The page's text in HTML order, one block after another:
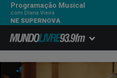
Programação Musical
com Diana Vieira